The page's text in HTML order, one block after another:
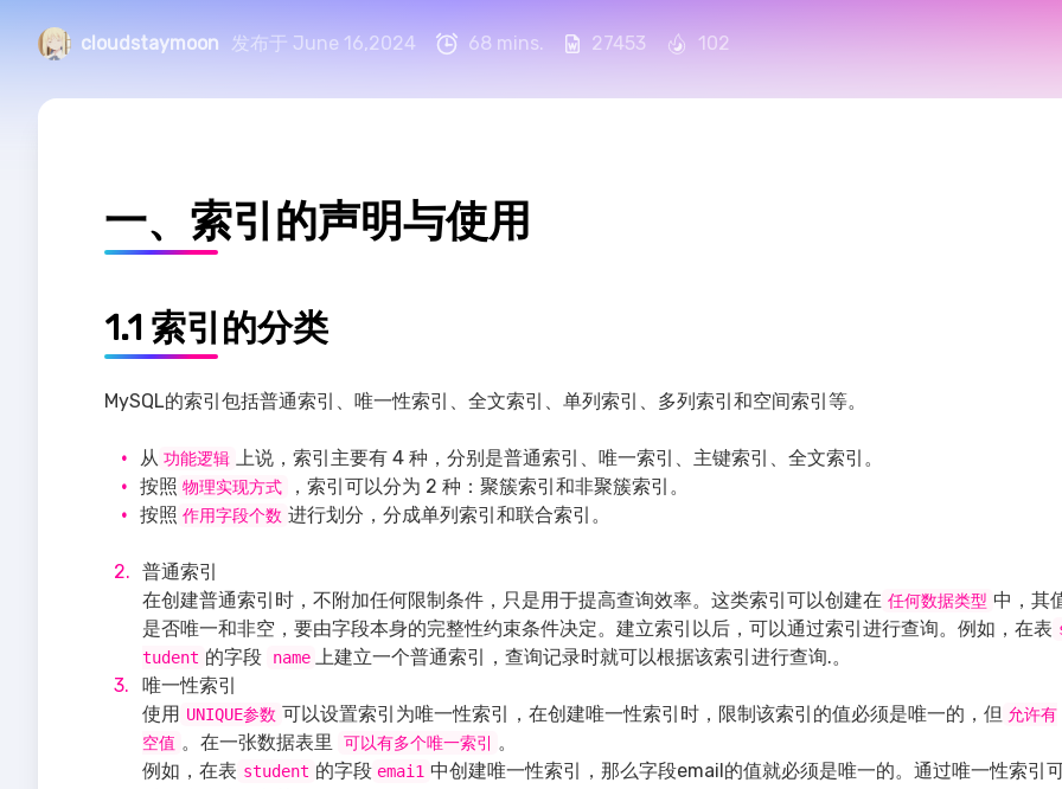
cloudstaymoon 发布于 June 16,2024 68 mins. 27453 102
一、索引的声明与使用
1.1 索引的分类
MySQL的索引包括普通索引、唯一性索引、全文索引、单列索引、多列索引和空间索引等。
从 功能逻辑 上说，索引主要有 4 种，分别是普通索引、唯一索引、主键索引、全文索引。
按照 物理实现方式
，索引可以分为 2 种：聚簇索引和非聚簇索引。
按照 作用字段个数 进行划分，分成单列索引和联合索引。
普通索引
在创建普通索引时，不附加任何限制条件，只是用于提高查询效率。这类索引可以创建在 任何数据类型 中，其
是否唯一和非空，要由字段本身的完整性约束条件决定。建立索引以后，可以通过索引进行查询。例如，在表
tudent 的字段 name 上建立一个普通索引，查询记录时就可以根据该索引进行查询.。
唯一性索引
使用 UNIQUE参数 可以设置索引为唯一性索引，在创建唯一性索引时，限制该索引的值必须是唯一的，但 允许有
空值 。在一张数据表里 可以有多个唯一索引
。
例如，在表 student 的字段 emai1 中创建唯一性索引，那么字段email的值就必须是唯一的。通过唯一性索引